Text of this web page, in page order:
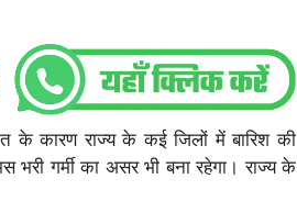
के कारण राज्य के कई जिलों में बारिश की
गर्मी का असर भी बना रहेगा। राज्य के